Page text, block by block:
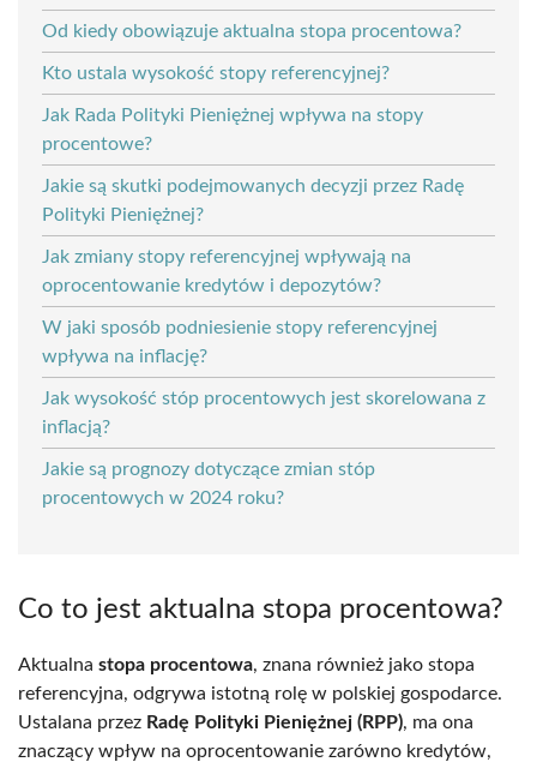
Od kiedy obowiązuje aktualna stopa procentowa?
Kto ustala wysokość stopy referencyjnej?
Jak Rada Polityki Pieniężnej wpływa na stopy
procentowe?
Jakie są skutki podejmowanych decyzji przez Radę
Polityki Pieniężnej?
Jak zmiany stopy referencyjnej wpływają na
oprocentowanie kredytów i depozytów?
W jaki sposób podniesienie stopy referencyjnej
wpływa na inflację?
Jak wysokość stóp procentowych jest skorelowana z
inflacją?
Jakie są prognozy dotyczące zmian stóp
procentowych w 2024 roku?
Co to jest aktualna stopa procentowa?
Aktualna stopa procentowa, znana również jako stopa
referencyjna, odgrywa istotną rolę w polskiej gospodarce.
Ustalana przez Radę Polityki Pieniężnej (RPP), ma ona
znaczący wpływ na oprocentowanie zarówno kredytów,